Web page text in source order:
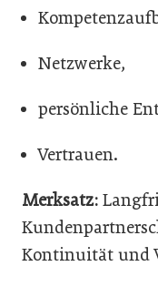
Netzwerke,
persönliche
Vertrauen.
Merksatz:
Kontinuität und